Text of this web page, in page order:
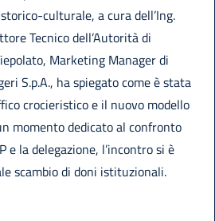
culturale, a cura dell’Ing.
Tecnico dell’Autorità di
Marketing Manager di
S.p.A., ha spiegato come è stata
crocieristico e il nuovo modello
momento dedicato al confronto
e la delegazione, l’incontro si è
scambio di doni istituzionali.